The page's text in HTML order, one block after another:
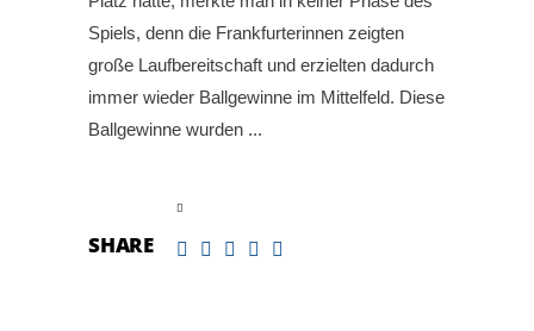
Spiels, denn die Frankfurterinnen zeigten
große Laufbereitschaft und erzielten dadurch
immer wieder Ballgewinne im Mittelfeld. Diese
Ballgewinne wurden
SHARE